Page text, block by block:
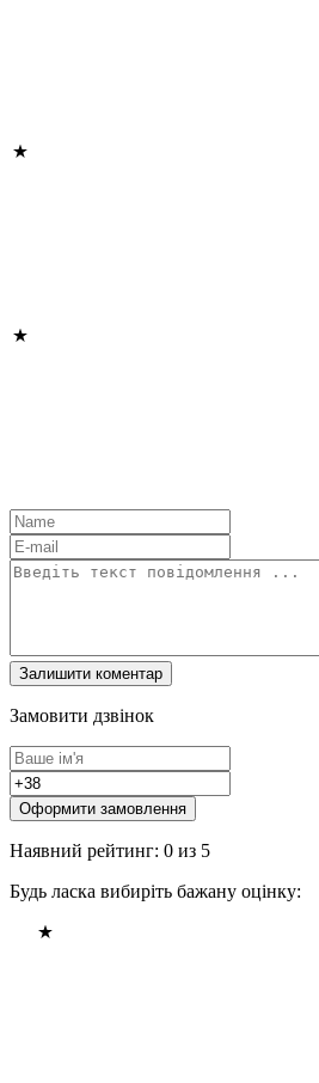
Замовити дзвінок
Оформити замовлення
Наявний рейтинг: 0 из 5
Будь ласка вибиріть бажану оцінку: